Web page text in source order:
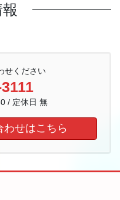
せください
/ 定休日 無
わせはこちら